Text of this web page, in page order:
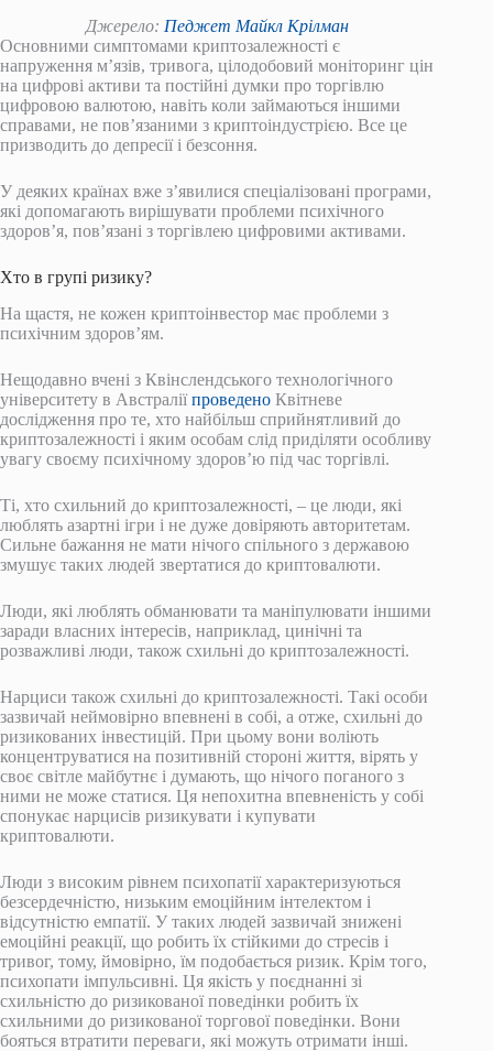
Джерело: Педжет Майкл Крілман
Основними симптомами криптозалежності є
напруження м’язів, тривога, цілодобовий моніторинг цін
на цифрові активи та постійні думки про торгівлю
цифровою валютою, навіть коли займаються іншими
справами, не пов’язаними з криптоіндустрією. Все це
призводить до депресії і безсоння.
У деяких країнах вже з’явилися спеціалізовані програми,
які допомагають вирішувати проблеми психічного
здоров’я, пов’язані з торгівлею цифровими активами.
Хто в групі ризику?
На щастя, не кожен криптоінвестор має проблеми з
психічним здоров’ям.
Нещодавно вчені з Квінслендського технологічного
університету в Австраліїпроведено Квітневе
дослідження про те, хто найбільш сприйнятливий до
криптозалежності і яким особам слід приділяти особливу
увагу своєму психічному здоров’ю під час торгівлі.
Ті, хто схильний до криптозалежності, – це люди, які
люблять азартні ігри і не дуже довіряють авторитетам.
Сильне бажання не мати нічого спільного з державою
змушує таких людей звертатися до криптовалюти.
Люди, які люблять обманювати та маніпулювати іншими
заради власних інтересів, наприклад, цинічні та
розважливі люди, також схильні до криптозалежності.
Нарциси також схильні до криптозалежності. Такі особи
зазвичай неймовірно впевнені в собі, а отже, схильні до
ризикованих інвестицій. При цьому вони воліють
концентруватися на позитивній стороні життя, вірять у
своє світле майбутнє і думають, що нічого поганого з
ними не може статися. Ця непохитна впевненість у собі
спонукає нарцисів ризикувати і купувати
криптовалюти.
Люди з високим рівнем психопатії характеризуються
безсердечністю, низьким емоційним інтелектом і
відсутністю емпатії. У таких людей зазвичай знижені
емоційні реакції, що робить їх стійкими до стресів і
тривог, тому, ймовірно, їм подобається ризик. Крім того,
психопати імпульсивні. Ця якість у поєднанні зі
схильністю до ризикованої поведінки робить їх
схильними до ризикованої торгової поведінки. Вони
бояться втратити переваги, які можуть отримати інші.